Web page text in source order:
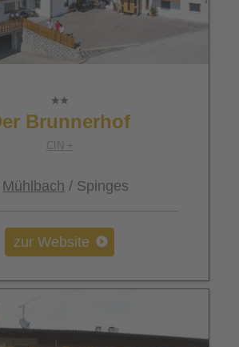
Brunnerhof
CIN +
Mühlbach / Spinges
zur Website